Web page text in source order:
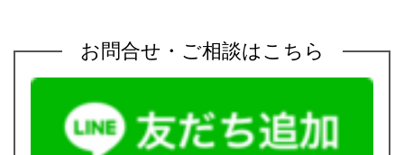
お問合せ・ご相談はこちら